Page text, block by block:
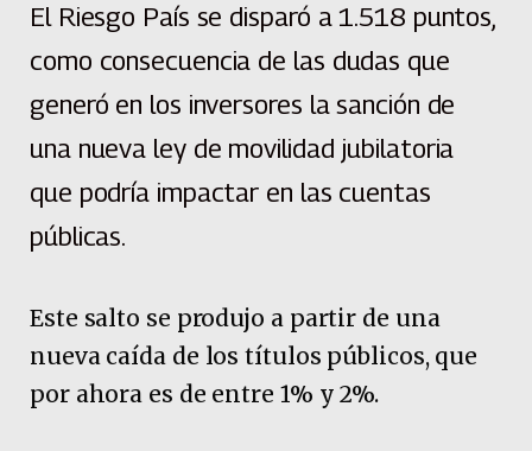
El Riesgo País se disparó a 1.518 puntos,
como consecuencia de las dudas que
generó en los inversores la sanción de
una nueva ley de movilidad jubilatoria
que podría impactar en las cuentas
públicas.
Este salto se produjo a partir de una
nueva caída de los títulos públicos, que
por ahora es de entre 1% y 2%.